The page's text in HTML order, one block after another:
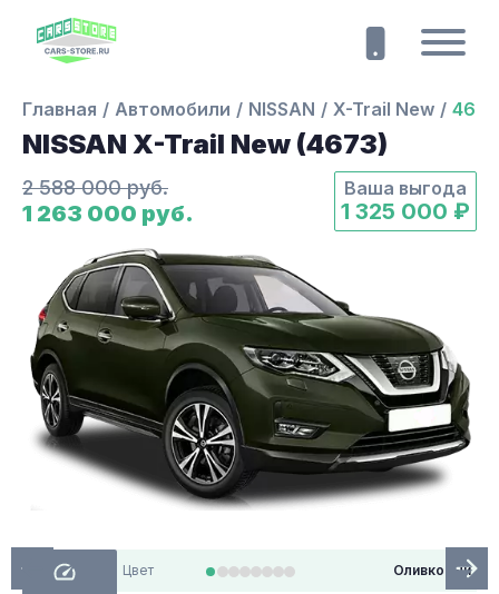
Главная Автомобили NISSAN X-Trail New 4673
NISSAN X-Trail New (4673)
2 588 000 руб.
1 263 000 руб.
Ваша выгода
1 325 000 ₽
Цвет Оливковый